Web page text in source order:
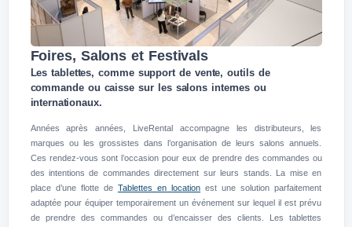
Foires, Salons et Festivals
Les tablettes, comme support de vente, outils de
commande ou caisse sur les salons internes ou
internationaux.
Années après années, LiveRental accompagne les distributeurs, les
marques ou les grossistes dans l’organisation de leurs salons annuels.
Ces rendez-vous sont l’occasion pour eux de prendre des commandes ou
des intentions de commandes directement sur leurs stands. La mise en
place d’une flotte de Tablettes en location est une solution parfaitement
adaptée pour équiper temporairement un événement sur lequel il est prévu
de prendre des commandes ou d’encaisser des clients. Les tablettes